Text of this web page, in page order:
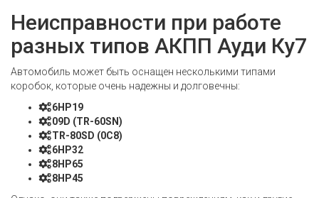
Неисправности при работе
разных типов АКПП Ауди Ку7
Автомобиль может быть оснащен несколькими типами
коробок, которые очень надежны и долговечны:
6HP19
09D (TR-60SN)
TR-80SD (0С8)
6HP32
8HP65
8HP45